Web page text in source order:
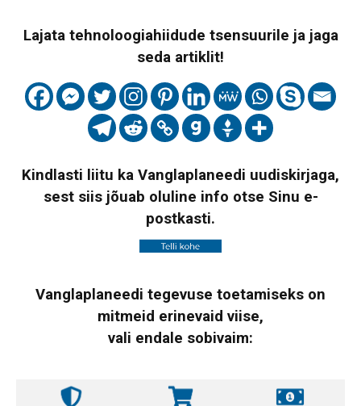
Lajata tehnoloogiahiidude tsensuurile ja jaga
seda artiklit!
Kindlasti liitu ka Vanglaplaneedi uudiskirjaga,
sest siis jõuab oluline info otse Sinu e-
postkasti.
Vanglaplaneedi tegevuse toetamiseks on
mitmeid erinevaid viise,
vali endale sobivaim: